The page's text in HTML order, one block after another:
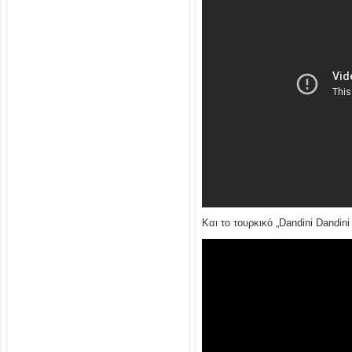
Και το τουρκικό „Dandini